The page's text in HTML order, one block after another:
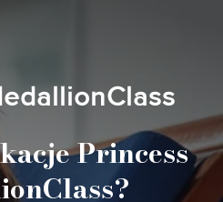
Princess